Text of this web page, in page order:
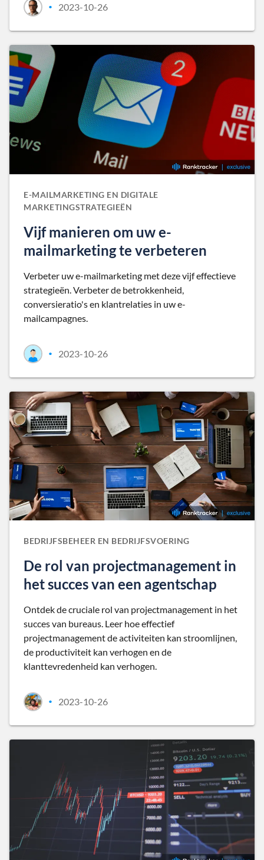
• 2023-10-26
E-MAILMARKETING EN DIGITALE
MARKETINGSTRATEGIEËN
Vijf manieren om uw e-
mailmarketing te verbeteren
Verbeter uw e-mailmarketing met deze vijf effectieve
strategieën. Verbeter de betrokkenheid,
conversieratio's en klantrelaties in uw e-
mailcampagnes.
• 2023-10-26
BEDRIJFSBEHEER EN BEDRIJFSVOERING
De rol van projectmanagement in
het succes van een agentschap
Ontdek de cruciale rol van projectmanagement in het
succes van bureaus. Leer hoe effectief
projectmanagement de activiteiten kan stroomlijnen,
de productiviteit kan verhogen en de
klanttevredenheid kan verhogen.
• 2023-10-26